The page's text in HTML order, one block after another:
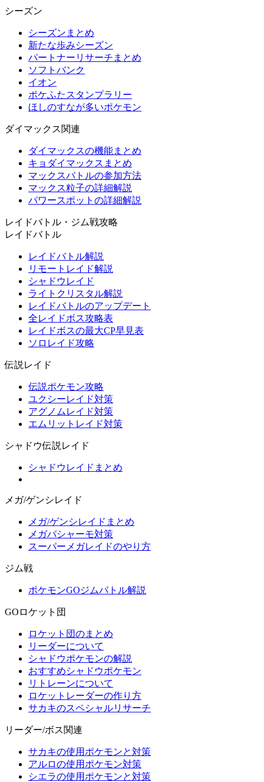
シーズン
シーズンまとめ
新たな歩みシーズン
パートナーリサーチまとめ
ソフトバンク
イオン
ポケふたスタンプラリー
ほしのすなが多いポケモン
ダイマックス関連
ダイマックスの機能まとめ
キョダイマックスまとめ
マックスバトルの参加方法
マックス粒子の詳細解説
パワースポットの詳細解説
レイドバトル・ジム戦攻略
レイドバトル
レイドバトル解説
リモートレイド解説
シャドウレイド
ライトクリスタル解説
レイドバトルのアップデート
全レイドボス攻略表
レイドボスの最大CP早見表
ソロレイド攻略
伝説レイド
伝説ポケモン攻略
ユクシーレイド対策
アグノムレイド対策
エムリットレイド対策
シャドウ伝説レイド
シャドウレイドまとめ
メガ/ゲンシレイド
メガ/ゲンシレイドまとめ
メガバシャーモ対策
スーパーメガレイドのやり方
ジム戦
ポケモンGOジムバトル解説
GOロケット団
ロケット団のまとめ
リーダーについて
シャドウポケモンの解説
おすすめシャドウポケモン
リトレーンについて
ロケットレーダーの作り方
サカキのスペシャルリサーチ
リーダー/ボス関連
サカキの使用ポケモンと対策
アルロの使用ポケモン対策
シエラの使用ポケモンと対策